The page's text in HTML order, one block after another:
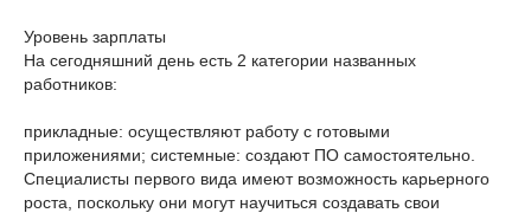
Уровень зарплаты
На сегодняшний день есть 2 категории названных
работников:
прикладные: осуществляют работу с готовыми
приложениями; системные: создают ПО самостоятельно.
Специалисты первого вида имеют возможность карьерного
роста, поскольку они могут научиться создавать свои